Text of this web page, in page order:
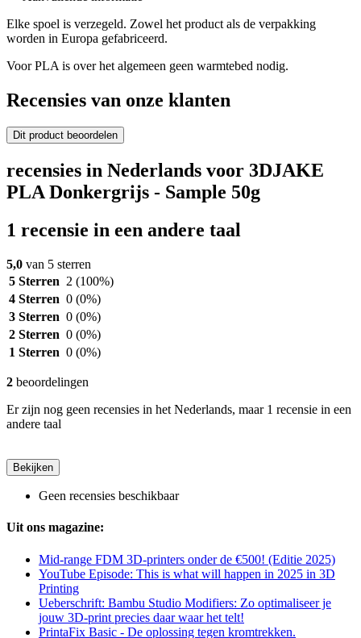
Elke spoel is verzegeld. Zowel het product als de verpakking
worden in Europa gefabriceerd.
Voor PLA is over het algemeen geen warmtebed nodig.
Recensies van onze klanten
Dit product beoordelen
recensies in Nederlands voor 3DJAKE
PLA Donkergrijs - Sample 50g
1 recensie in een andere taal
5,0 van 5 sterren
5 Sterren 2 (100%)
4 Sterren 0 (0%)
3 Sterren 0 (0%)
2 Sterren 0 (0%)
1 Sterren 0 (0%)
2 beoordelingen
Er zijn nog geen recensies in het Nederlands, maar 1 recensie in een
andere taal
Bekijken
Geen recensies beschikbaar
Uit ons magazine:
Mid-range FDM 3D-printers onder de €500! (Editie 2025)
YouTube Episode: This is what will happen in 2025 in 3D
Printing
Ueberschrift: Bambu Studio Modifiers: Zo optimaliseer je
jouw 3D-print precies daar waar het telt!
PrintaFix Basic - De oplossing tegen kromtrekken.